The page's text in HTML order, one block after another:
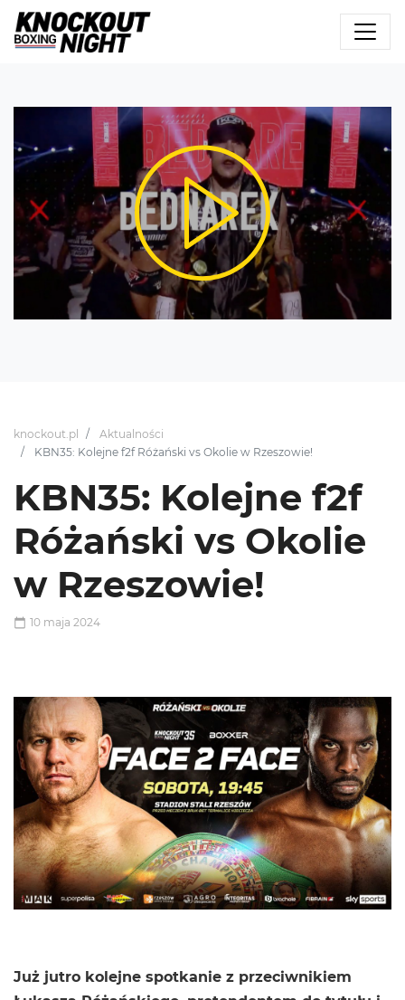
knockout.pl
Aktualności
KBN35: Kolejne f2f Różański vs Okolie w Rzeszowie!
KBN35: Kolejne f2f
Różański vs Okolie
w Rzeszowie!
10 maja 2024
Już jutro kolejne spotkanie z przeciwnikiem